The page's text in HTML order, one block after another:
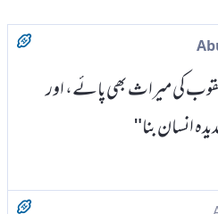
کی میراث بھی پائے، اور
انسان بنا"